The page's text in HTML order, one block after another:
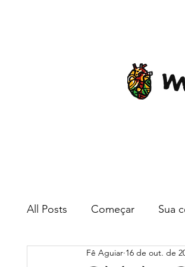
All Posts Começar Sua
Fê Aguiar 16 de out. de